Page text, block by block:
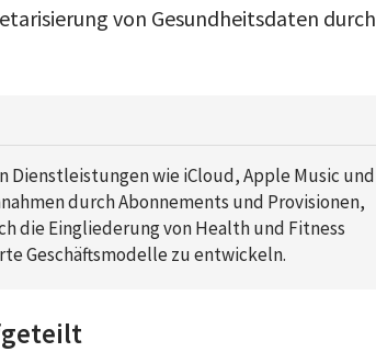
von Gesundheitsdaten durch
Dienstleistungen wie iCloud, Apple Music und
durch Abonnements und Provisionen,
die Eingliederung von Health und Fitness
Geschäftsmodelle zu entwickeln.